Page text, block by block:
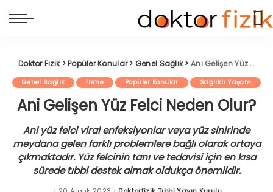
Doktor Fizik>Popüler Konular> Genel Sağlık> Ani Gelişen Yüz Felci Neden Olur?
Genel Sağlık İnme Popüler Konular Sağlıklı Yaşam
Ani Gelişen Yüz Felci Neden Olur?
Ani yüz felci viral enfeksiyonlar veya yüz sinirinde
meydana gelen farklı problemlere bağlı olarak ortaya
çıkmaktadır. Yüz felcinin tanı ve tedavisi için en kısa
sürede tıbbi destek almak oldukça önemlidir.